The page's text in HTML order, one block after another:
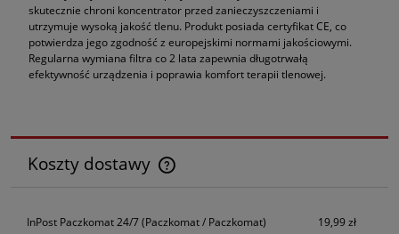
skutecznie chroni koncentrator przed zanieczyszczeniami i
utrzymuje wysoką jakość tlenu. Produkt posiada certyfikat CE, co
potwierdza jego zgodność z europejskimi normami jakościowymi.
Regularna wymiana filtra co 2 lata zapewnia długotrwałą
efektywność urządzenia i poprawia komfort terapii tlenowej.
Koszty dostawy
Cena nie zawiera ewentualnych kosztów płatności
InPost Paczkomat 24/7(Paczkomat / Paczkomat) 19,99 zł